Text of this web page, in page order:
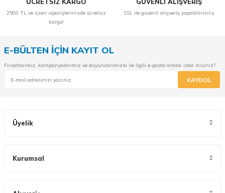
2500 TL ve üzeri siparişlerinizde ücretsiz
kargo!
SSL ile güvenli alışveriş yapabilirsiniz
E-BÜLTEN İÇİN KAYIT OL
Fırsatlarımız, kampanyalarımız ve duyurularımızla ile ilgili e-posta almak ister misiniz?
KAYDOL
Üyelik
Kurumsal